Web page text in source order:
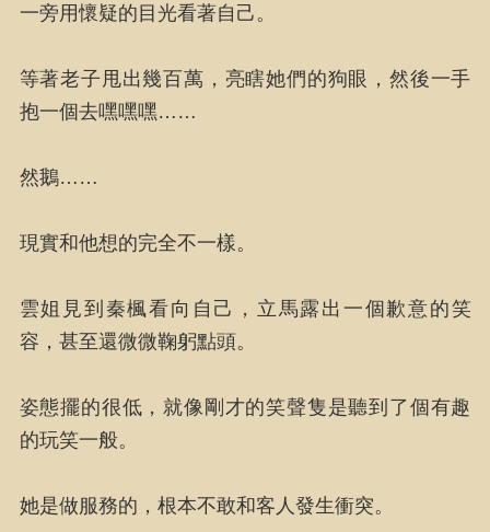
一旁用懷疑的目光看著自己。
等著老子甩出幾百萬，亮瞎她們的狗眼，然後一手
抱一個去嘿嘿嘿……
然鵝……
現實和他想的完全不一樣。
雲姐見到秦楓看向自己，立馬露出一個歉意的笑
容，甚至還微微鞠躬點頭。
姿態擺的很低，就像剛才的笑聲隻是聽到了個有趣
的玩笑一般。
她是做服務的，根本不敢和客人發生衝突。